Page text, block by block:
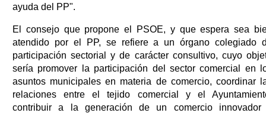
ayuda del PP".
El consejo que propone el PSOE, y que espera sea
atendido por el PP, se refiere a un órgano colegiado
participación sectorial y de carácter consultivo, cuyo
sería promover la participación del sector comercial en
asuntos municipales en materia de comercio, coordinar
relaciones entre el tejido comercial y el
contribuir a la generación de un comercio innovador